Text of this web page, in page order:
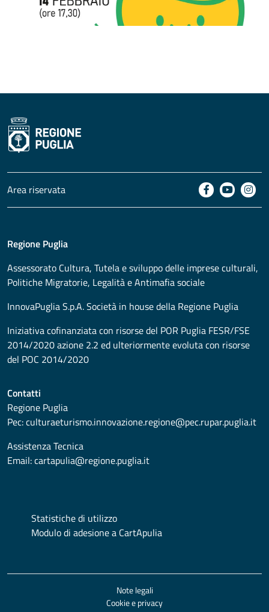
Area riservata
Regione Puglia
Assessorato Cultura, Tutela e sviluppo delle imprese culturali,
Politiche Migratorie, Legalità e Antimafia sociale
InnovaPuglia S.p.A. Società in house della Regione Puglia
Iniziativa cofinanziata con risorse del POR Puglia FESR/FSE
2014/2020 azione 2.2 ed ulteriormente evoluta con risorse
del POC 2014/2020
Contatti
Regione Puglia
Pec:culturaeturismo.innovazione.regione@pec.rupar.puglia.it
Assistenza Tecnica
Email:cartapulia@regione.puglia.it
Statistiche di utilizzo
Modulo di adesione a CartApulia
Note legali
Cookie e privacy